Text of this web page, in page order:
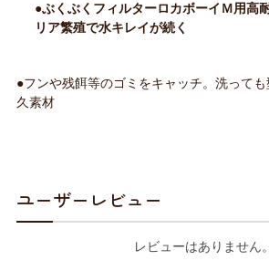
●ぶくぶくフィルターロカボーイＭ用高
リア繁殖で水キレイが続く
●フンや残餌等のゴミをキャッチ。洗って
久素材
ユーザーレビュー
レビューはありません。